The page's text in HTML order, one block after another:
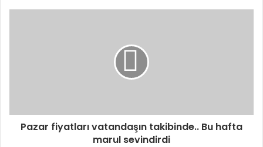
Pazar fiyatları vatandaşın takibinde.. Bu hafta
marul sevindirdi